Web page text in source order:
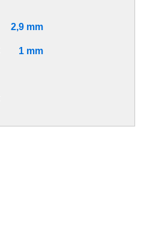
2,9 mm
1 mm